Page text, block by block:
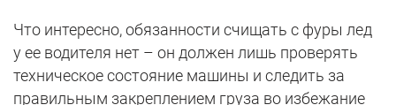
Что интересно, обязанности счищать с фуры лед
у ее водителя нет – он должен лишь проверять
техническое состояние машины и следить за
правильным закреплением груза во избежание